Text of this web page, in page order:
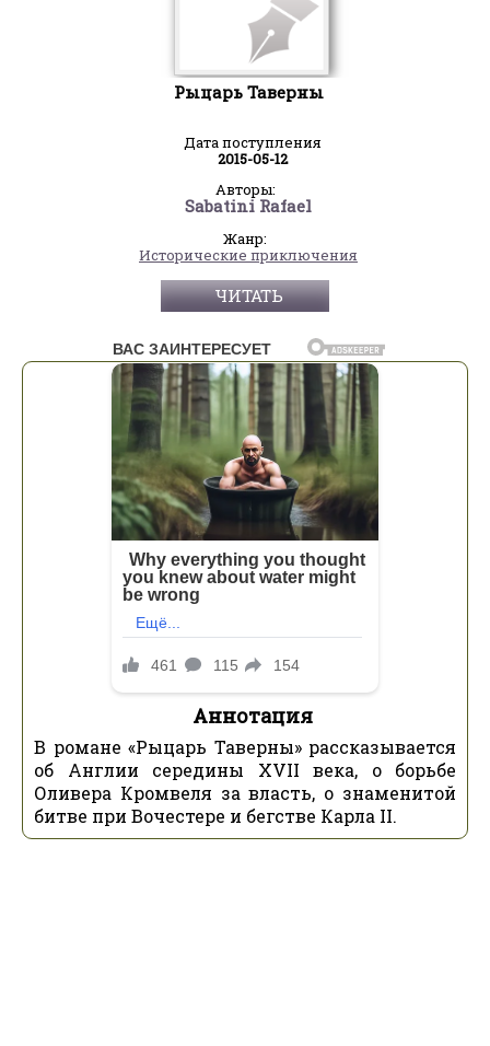
Рыцарь Таверны
Дата поступления
2015-05-12
Авторы:
Sabatini Rafael
Жанр:
Исторические приключения
ЧИТАТЬ
Аннотация
В романе «Рыцарь Таверны» рассказывается
об Англии середины XVII века, о борьбе
Оливера Кромвеля за власть, о знаменитой
битве при Вочестере и бегстве Карла II.